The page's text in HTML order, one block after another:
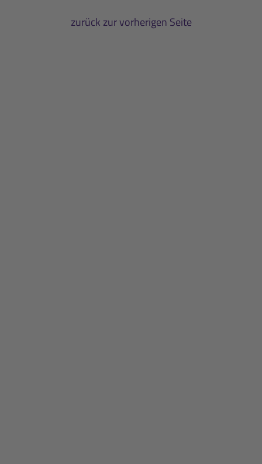
zurück zur vorherigen Seite